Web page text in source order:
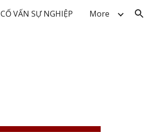
CỐ VẤN SỰ NGHIỆP More